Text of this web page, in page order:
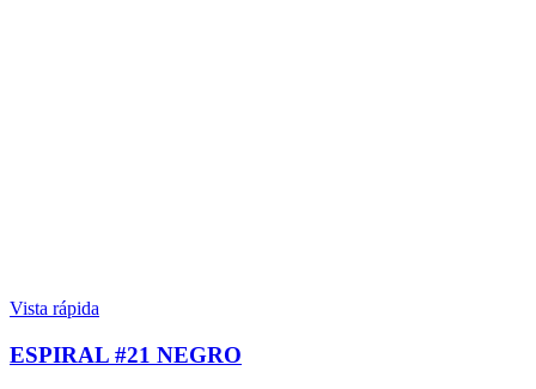
Vista rápida
ESPIRAL #21 NEGRO